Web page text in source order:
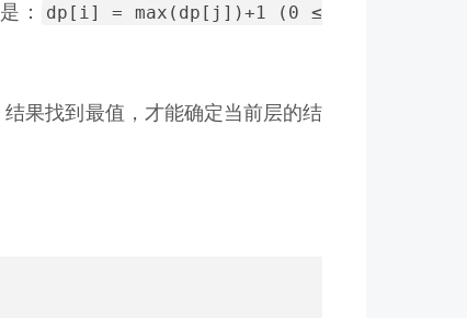
：
dp[i] = max(dp[j])+1 (0 ≤
果找到最值，才能确定当前层的结